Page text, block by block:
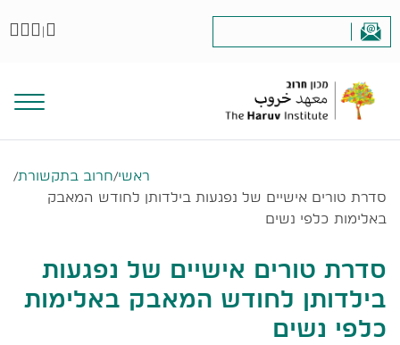
|
ראשי/חרוב בתקשורת/
סדרת טורים אישיים של נפגעות בילדותן לחודש המאבק
באלימות כלפי נשים
סדרת טורים אישיים של נפגעות
בילדותן לחודש המאבק באלימות
כלפי נשים